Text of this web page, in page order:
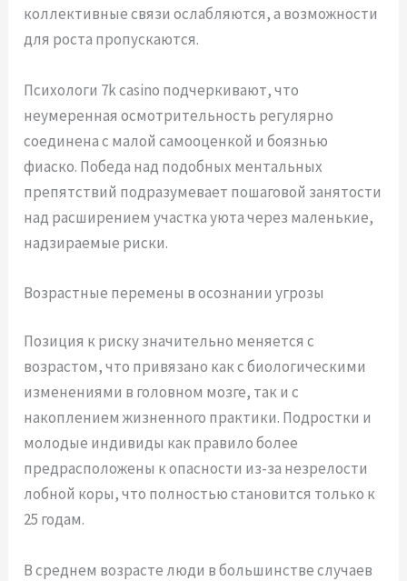
коллективные связи ослабляются, а возможности
для роста пропускаются.
Психологи 7k casino подчеркивают, что
неумеренная осмотрительность регулярно
соединена с малой самооценкой и боязнью
фиаско. Победа над подобных ментальных
препятствий подразумевает пошаговой занятости
над расширением участка уюта через маленькие,
надзираемые риски.
Возрастные перемены в осознании угрозы
Позиция к риску значительно меняется с
возрастом, что привязано как с биологическими
изменениями в головном мозге, так и с
накоплением жизненного практики. Подростки и
молодые индивиды как правило более
предрасположены к опасности из-за незрелости
лобной коры, что полностью становится только к
25 годам.
В среднем возрасте люди в большинстве случаев